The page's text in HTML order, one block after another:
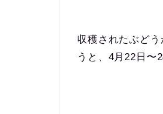
収穫されたぶど
うと、4月22日〜